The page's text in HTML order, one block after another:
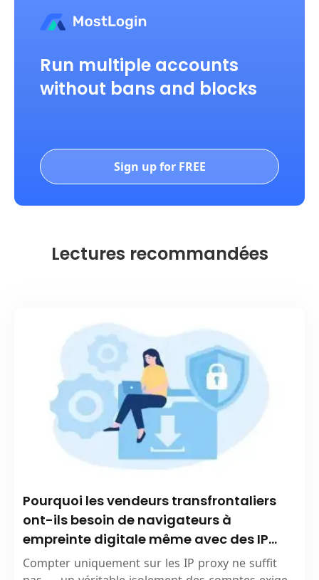
Run multiple accounts
without bans and blocks
Sign up for FREE
Lectures recommandées
Pourquoi les vendeurs transfrontaliers
ont-ils besoin de navigateurs à
empreinte digitale même avec des IP
proxy ?
Compter uniquement sur les IP proxy ne suffit